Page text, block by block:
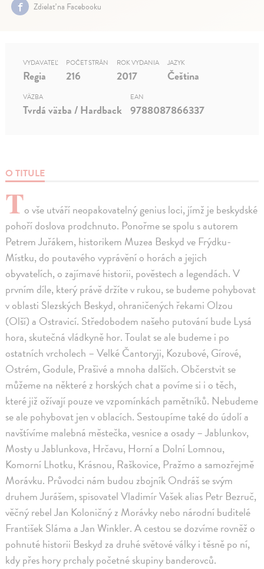
Zdielať na Facebooku
O TITULE
To vše utváří neopakovatelný genius loci, jímž je beskydské
pohoří doslova prodchnuto. Ponořme se spolu s autorem
Petrem Juřákem, historikem Muzea Beskyd ve Frýdku-
Místku, do poutavého vyprávění o horách a jejich
obyvatelích, o zajímavé historii, pověstech a legendách. V
prvním díle, který právě držíte v rukou, se budeme pohybovat
v oblasti Slezských Beskyd, ohraničených řekami Olzou
(Olší) a Ostravicí. Středobodem našeho putování bude Lysá
hora, skutečná vládkyně hor. Toulat se ale budeme i po
ostatních vrcholech – Velké Čantoryji, Kozubové, Gírové,
Ostrém, Godule, Prašivé a mnoha dalších. Občerstvit se
můžeme na některé z horských chat a povíme si i o těch,
které již ožívají pouze ve vzpomínkách pamětníků. Nebudeme
se ale pohybovat jen v oblacích. Sestoupíme také do údolí a
navštívíme malebná městečka, vesnice a osady – Jablunkov,
Mosty u Jablunkova, Hrčavu, Horní a Dolní Lomnou,
Komorní Lhotku, Krásnou, Raškovice, Pražmo a samozřejmě
Morávku. Průvodci nám budou zbojník Ondráš se svým
druhem Jurášem, spisovatel Vladimír Vašek alias Petr Bezruč,
věčný rebel Jan Koloničný z Morávky nebo národní buditelé
František Sláma a Jan Winkler. A cestou se dozvíme rovněž o
pohnuté historii Beskyd za druhé světové války i těsně po ní,
kdy přes hory prchaly početné skupiny banderovců.
VYDAVATEĽ
Regia
POČET STRÁN
216
ROK VYDANIA
2017
JAZYK
Čeština
VÄZBA
Tvrdá väzba / Hardback
EAN
9788087866337